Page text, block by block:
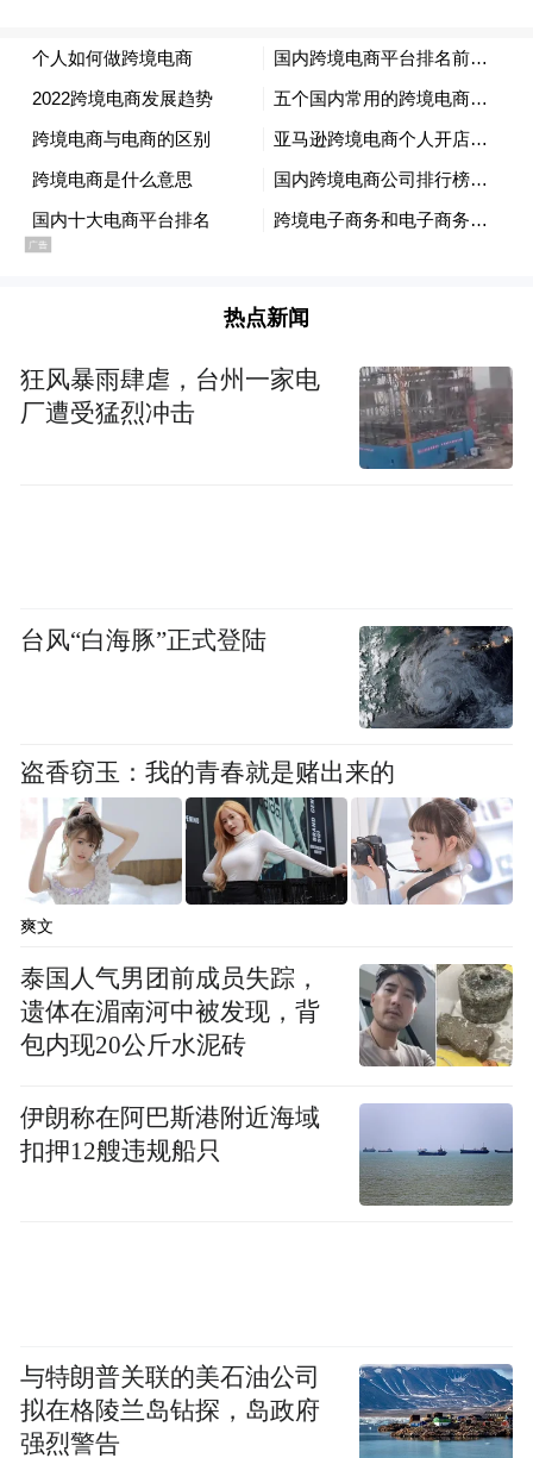
热点新闻
狂风暴雨肆虐，台州一家电
厂遭受猛烈冲击
台风“白海豚”正式登陆
盗香窃玉：我的青春就是赌出来的
爽文
泰国人气男团前成员失踪，
遗体在湄南河中被发现，背
包内现20公斤水泥砖
伊朗称在阿巴斯港附近海域
扣押12艘违规船只
与特朗普关联的美石油公司
拟在格陵兰岛钻探，岛政府
强烈警告